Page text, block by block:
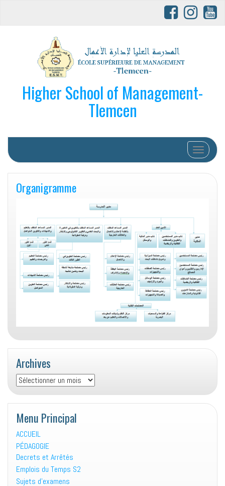
Higher School of Management-
Tlemcen
Afficher/
Organigramme
Archives
Archives
Menu Principal
ACCUEIL
PÉDAGOGIE
Decrets et Arrêtés
Emplois du Temps S2
Sujets d’examens